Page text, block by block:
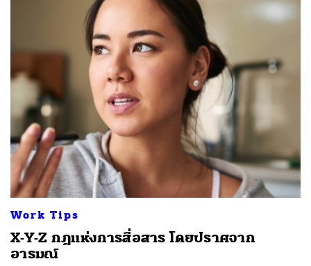
Work Tips
X-Y-Z กฎแห่งการสื่อสาร โดยปราศจาก
อารมณ์